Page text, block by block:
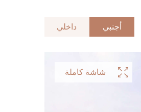
أجنبي داخلي
شاشة كاملة